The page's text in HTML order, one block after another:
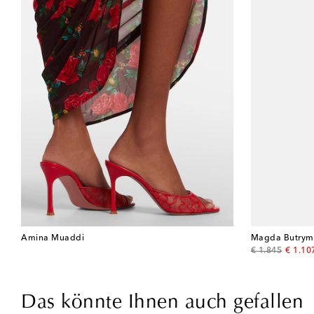
Amina Muaddi
Magda Butrym
€ 1.845
original price
€
Das könnte Ihnen auch gefallen